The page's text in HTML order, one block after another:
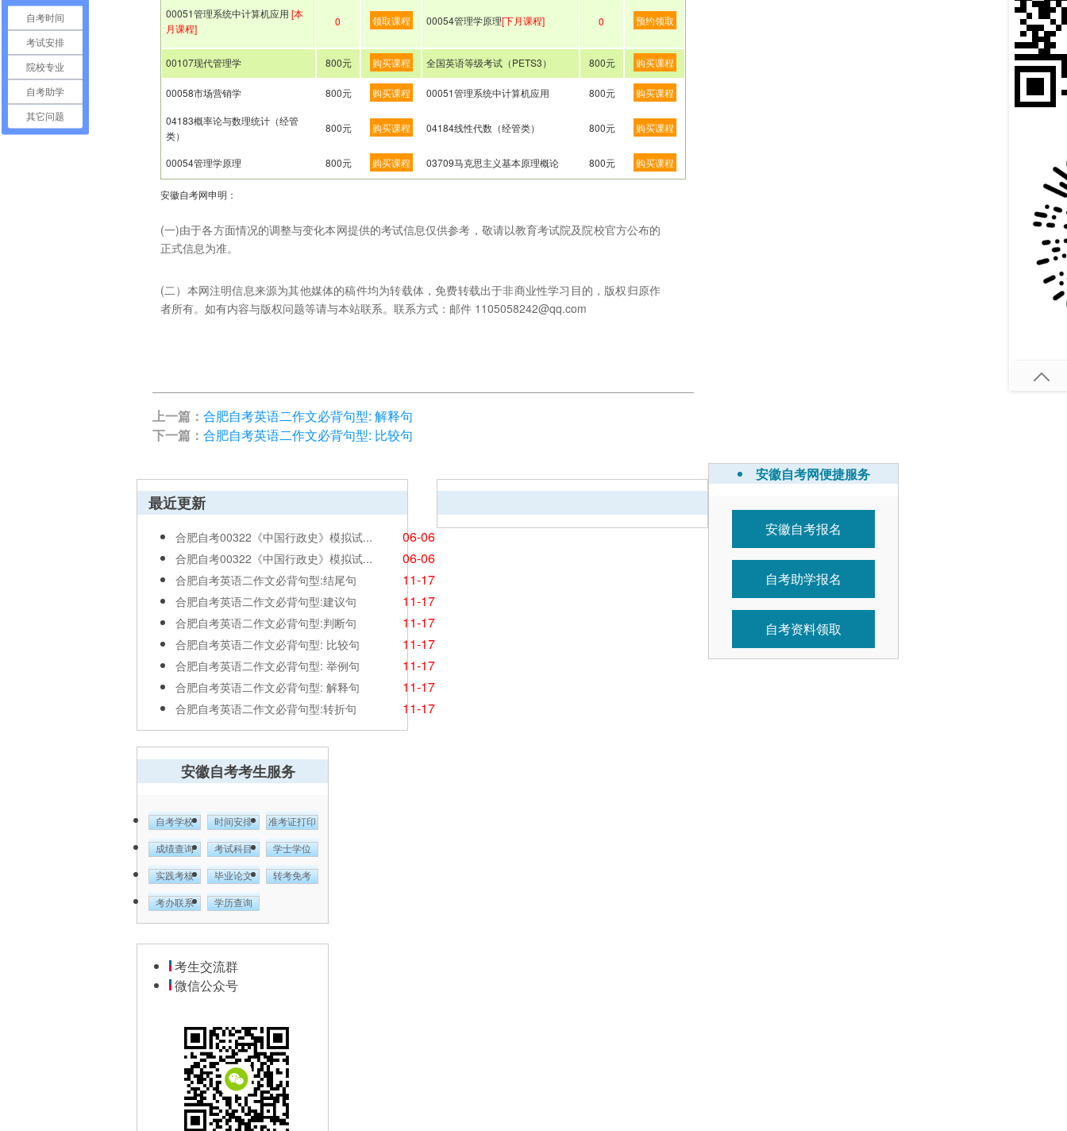
00051管理系统中计算机应用 [本
月课程]
0 领取课程 00054管理学原理[下月课程] 0 预约领取
00107现代管理学 800元 购买课程 全国英语等级考试（PETS3） 800元 购买课程
00058市场营销学 800元 购买课程 00051管理系统中计算机应用 800元 购买课程
04183概率论与数理统计（经管
类）
800元 购买课程 04184线性代数（经管类） 800元 购买课程
00054管理学原理 800元 购买课程 03709马克思主义基本原理概论 800元 购买课程
安徽自考网申明：
(一)由于各方面情况的调整与变化本网提供的考试信息仅供参考，敬请以教育考试院及院校官方公布的
正式信息为准。
(二）本网注明信息来源为其他媒体的稿件均为转载体，免费转载出于非商业性学习目的，版权归原作
者所有。如有内容与版权问题等请与本站联系。联系方式：邮件 1105058242@qq.com
上一篇： 合肥自考英语二作文必背句型: 解释句
下一篇： 合肥自考英语二作文必背句型: 比较句
最近更新
合肥自考00322《中国行政史》模拟试... 06-06
合肥自考00322《中国行政史》模拟试... 06-06
合肥自考英语二作文必背句型:结尾句 11-17
合肥自考英语二作文必背句型:建议句 11-17
合肥自考英语二作文必背句型:判断句 11-17
合肥自考英语二作文必背句型: 比较句 11-17
合肥自考英语二作文必背句型: 举例句 11-17
合肥自考英语二作文必背句型: 解释句 11-17
合肥自考英语二作文必背句型:转折句 11-17
安徽自考网便捷服务
安徽自考报名
自考助学报名
自考资料领取
安徽自考考生服务
自考学校 时间安排 准考证打印
成绩查询 考试科目 学士学位
实践考核 毕业论文 转考免考
考办联系 学历查询
考生交流群
微信公众号
自考时间
考试安排
院校专业
自考助学
其它问题